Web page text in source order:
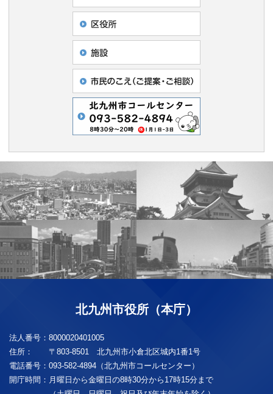
北九州市役所（本庁）
法人番号： 8000020401005
住所：
〒803-8501 北九州市小倉北区城内1番1号
電話番号： 093-582-4894（北九州市コールセンター）
開庁時間： 月曜日から金曜日の8時30分から17時15分まで